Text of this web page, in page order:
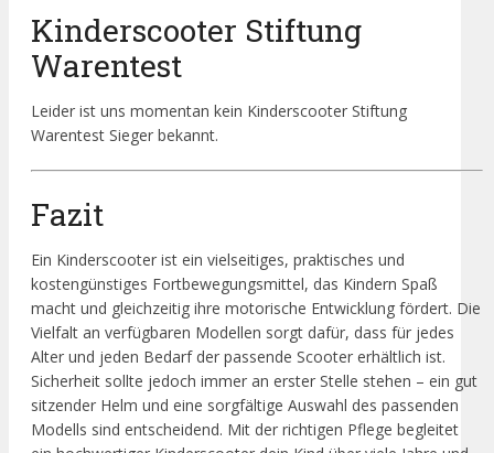
Kinderscooter Stiftung
Warentest
Leider ist uns momentan kein Kinderscooter Stiftung
Warentest Sieger bekannt.
Fazit
Ein Kinderscooter ist ein vielseitiges, praktisches und
kostengünstiges Fortbewegungsmittel, das Kindern Spaß
macht und gleichzeitig ihre motorische Entwicklung fördert. Die
Vielfalt an verfügbaren Modellen sorgt dafür, dass für jedes
Alter und jeden Bedarf der passende Scooter erhältlich ist.
Sicherheit sollte jedoch immer an erster Stelle stehen – ein gut
sitzender Helm und eine sorgfältige Auswahl des passenden
Modells sind entscheidend. Mit der richtigen Pflege begleitet